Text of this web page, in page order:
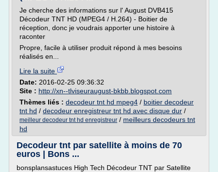
Je cherche des informations sur l' August DVB415
Décodeur TNT HD (MPEG4 / H.264) - Boitier de
réception, donc je voudrais apporter une histoire à
raconter
Propre, facile à utiliser produit répond à mes besoins
réalisés en...
Lire la suite
Date: 2016-02-25 09:36:32
Site : http://xn--tlviseuraugust-bkbb.blogspot.com
Thèmes liés : decodeur tnt hd mpeg4 / boitier decodeur
tnt hd / decodeur enregistreur tnt hd avec disque dur /
meilleur decodeur tnt hd enregistreur / meilleurs decodeurs tnt
hd
Decodeur tnt par satellite à moins de 70
euros | Bons ...
bonsplansastuces High Tech Décodeur TNT par Satellite